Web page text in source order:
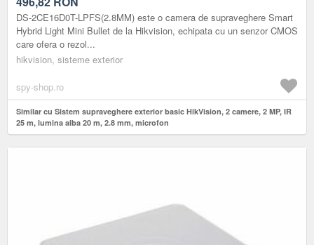
DS-2CE16D0T-LPFS(2.8MM) este o camera de supraveghere Smart
Hybrid Light Mini Bullet de la Hikvision, echipata cu un senzor CMOS
care ofera o rezol...
hikvision, sisteme exterior
spy-shop.ro
Similar cu Sistem supraveghere exterior basic HikVision, 2 camere, 2 MP, IR
25 m, lumina alba 20 m, 2.8 mm, microfon